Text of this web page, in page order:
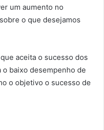
um aumento no
o que desejamos
aceita o sucesso dos
baixo desempenho de
o objetivo o sucesso de